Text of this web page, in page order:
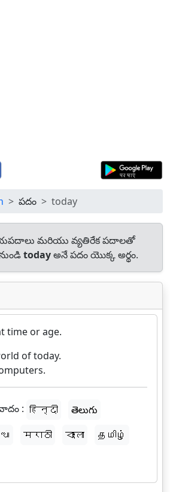
పదం today
మరియు వ్యతిరేక పదాలతో
todayఅనే పదం యొక్క అర్థం.
time or age.
of today.
: हिन्दी
తెలుగు
मराठी বাংলা
தமிழ்